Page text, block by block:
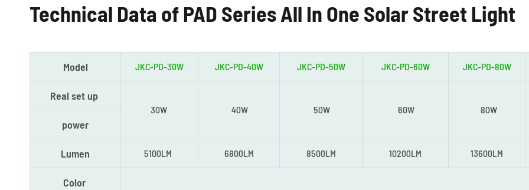
Technical Data of PAD Series All In One Solar Street Light
Model JKC-PD-30W JKC-PD-40W JKC-PD-50W JKC-PD-60W JKC-PD-80W
Real set up
30W 40W 50W 60W 80W
power
Lumen 5100LM 6800LM 8500LM 10200LM 13600LM
Color